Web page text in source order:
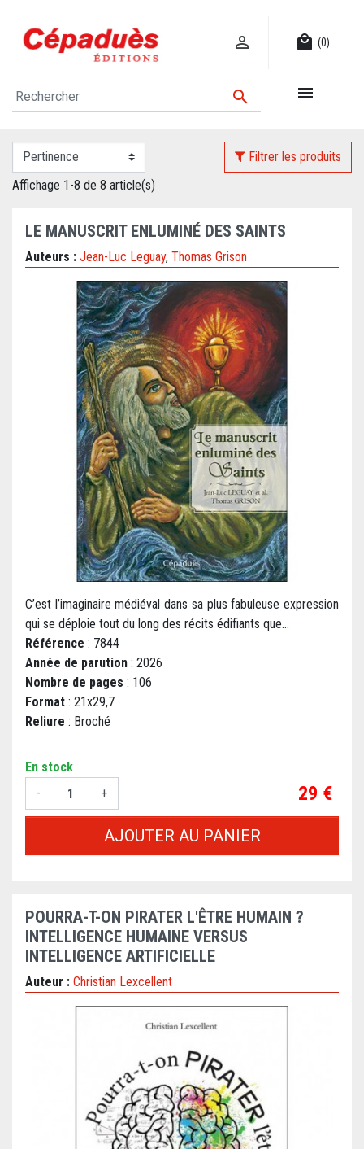
 local_mall (0)
 
Filtrer les produits
Affichage 1-8 de 8 article(s)
LE MANUSCRIT ENLUMINÉ DES SAINTS
Auteurs : Jean-Luc Leguay, Thomas Grison
C’est l’imaginaire médiéval dans sa plus fabuleuse expression
qui se déploie tout du long des récits édifiants que...
Référence : 7844
Année de parution : 2026
Nombre de pages : 106
Format : 21x29,7
Reliure : Broché
En stock
-
+ Prix
29 €
AJOUTER AU PANIER
POURRA-T-ON PIRATER L'ÊTRE HUMAIN ?
INTELLIGENCE HUMAINE VERSUS
INTELLIGENCE ARTIFICIELLE
Auteur : Christian Lexcellent